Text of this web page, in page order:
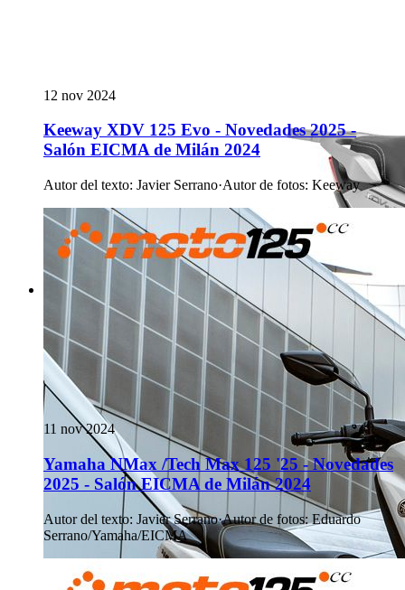
12 nov 2024
Keeway XDV 125 Evo - Novedades 2025 -
Salón EICMA de Milán 2024
Autor del texto: Javier Serrano·Autor de fotos: Keeway
11 nov 2024
Yamaha NMax /Tech Max 125 '25 - Novedades
2025 - Salón EICMA de Milán 2024
Autor del texto: Javier Serrano·Autor de fotos: Eduardo
Serrano/Yamaha/EICMA